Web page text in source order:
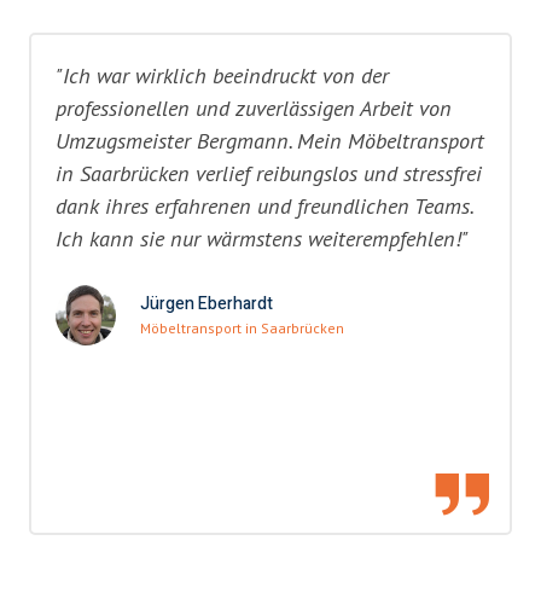
"Ich war wirklich beeindruckt von der
professionellen und zuverlässigen Arbeit von
Umzugsmeister Bergmann. Mein Möbeltransport
in Saarbrücken verlief reibungslos und stressfrei
dank ihres erfahrenen und freundlichen Teams.
Ich kann sie nur wärmstens weiterempfehlen!"
Jürgen Eberhardt
Möbeltransport in Saarbrücken